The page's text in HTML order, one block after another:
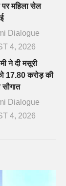
पर महिला सेल
Dialogue
4, 2026
ने दी मसूरी
17.80 करोड़ की
Dialogue
4, 2026